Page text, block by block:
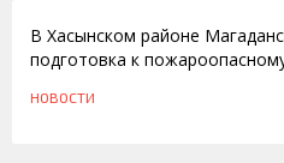
В Хасынском районе
подготовка к
НОВОСТИ